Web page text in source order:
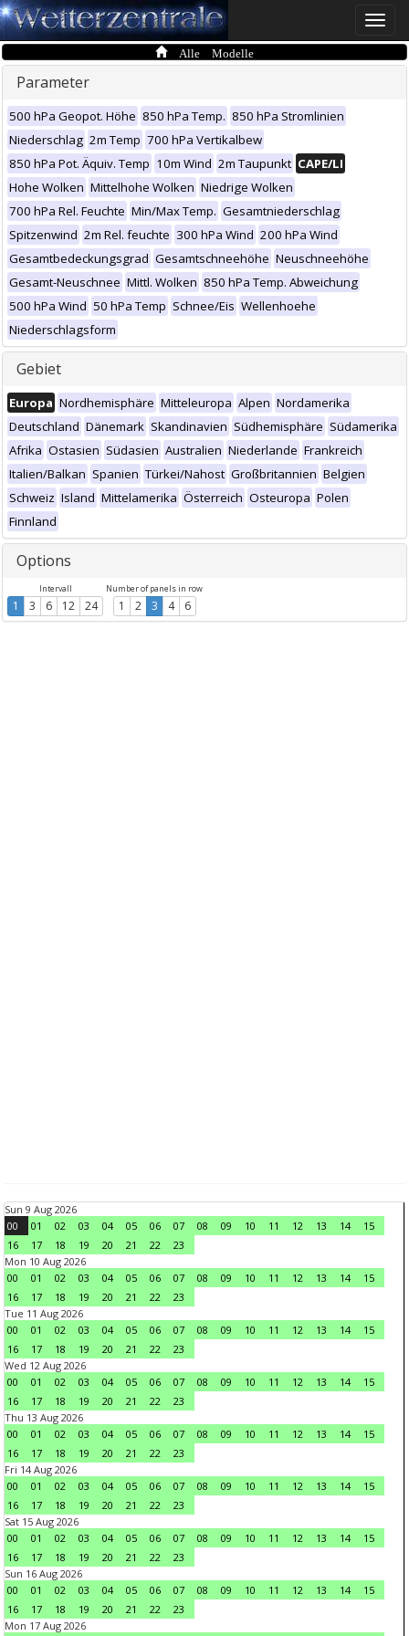
Toggle
Alle Modelle
Parameter
500 hPa Geopot. Höhe 850 hPa Temp. 850 hPa Stromlinien
Niederschlag 2m Temp 700 hPa Vertikalbew
850 hPa Pot. Äquiv. Temp 10m Wind 2m Taupunkt CAPE/LI
Hohe Wolken Mittelhohe Wolken Niedrige Wolken
700 hPa Rel. Feuchte Min/Max Temp. Gesamtniederschlag
Spitzenwind 2m Rel. feuchte 300 hPa Wind 200 hPa Wind
Gesamtbedeckungsgrad Gesamtschneehöhe Neuschneehöhe
Gesamt-Neuschnee Mittl. Wolken 850 hPa Temp. Abweichung
500 hPa Wind 50 hPa Temp Schnee/Eis Wellenhoehe
Niederschlagsform
Gebiet
Europa Nordhemisphäre Mitteleuropa Alpen Nordamerika
Deutschland Dänemark Skandinavien Südhemisphäre Südamerika
Afrika Ostasien Südasien Australien Niederlande Frankreich
Italien/Balkan Spanien Türkei/Nahost Großbritannien Belgien
Schweiz Island Mittelamerika Österreich Osteuropa Polen
Finnland
Options
Intervall
1 3 6 12 24
Number of panels in row
1 2 3 4 6
Sun 9 Aug 2026
00
01 02 03 04 05 06 07 08 09 10 11 12 13 14
15
16
17 18 19 20 21 22
23
Mon 10 Aug 2026
00
01 02 03 04 05 06 07 08 09 10 11 12 13 14
15
16
17 18 19 20 21 22
23
Tue 11 Aug 2026
00
01 02 03 04 05 06 07 08 09 10 11 12 13 14
15
16
17 18 19 20 21 22
23
Wed 12 Aug 2026
00
01 02 03 04 05 06 07 08 09 10 11 12 13 14
15
16
17 18 19 20 21 22
23
Thu 13 Aug 2026
00
01 02 03 04 05 06 07 08 09 10 11 12 13 14
15
16
17 18 19 20 21 22
23
Fri 14 Aug 2026
00
01 02 03 04 05 06 07 08 09 10 11 12 13 14
15
16
17 18 19 20 21 22
23
Sat 15 Aug 2026
00
01 02 03 04 05 06 07 08 09 10 11 12 13 14
15
16
17 18 19 20 21 22
23
Sun 16 Aug 2026
00
01 02 03 04 05 06 07 08 09 10 11 12 13 14
15
16
17 18 19 20 21 22
23
Mon 17 Aug 2026